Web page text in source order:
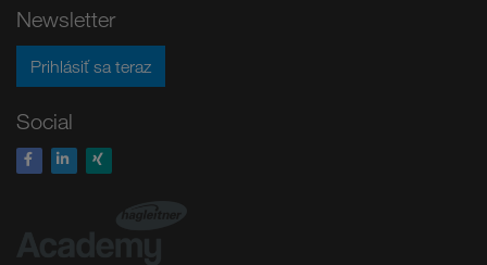
Newsletter
Prihlásiť sa teraz
Social